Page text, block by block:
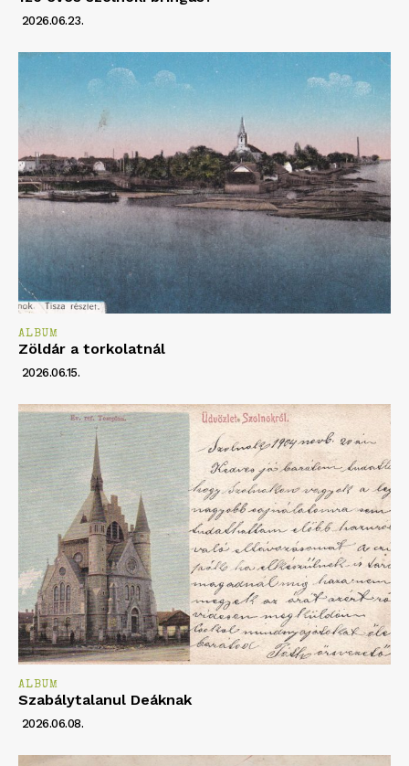
2026.06.23.
ALBUM
Zöldár a torkolatnál
2026.06.15.
ALBUM
Szabálytalanul Deáknak
2026.06.08.